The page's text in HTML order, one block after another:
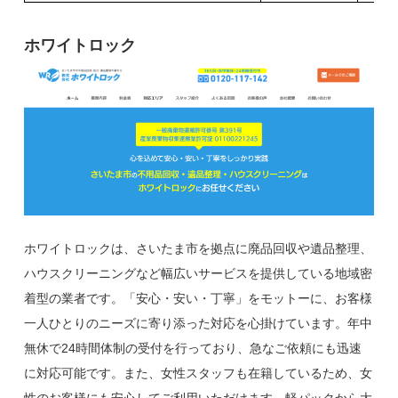
ホワイトロック
ホワイトロックは、さいたま市を拠点に廃品回収や遺品整理、
ハウスクリーニングなど幅広いサービスを提供している地域密
着型の業者です。「安心・安い・丁寧」をモットーに、お客様
一人ひとりのニーズに寄り添った対応を心掛けています。年中
無休で24時間体制の受付を行っており、急なご依頼にも迅速
に対応可能です。また、女性スタッフも在籍しているため、女